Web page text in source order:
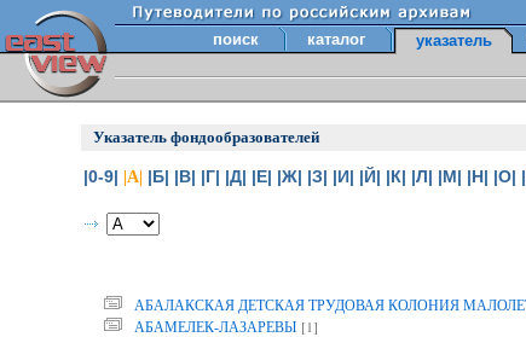
поиск каталог указатель
Указатель фондообразователей
|0-9| |А| |Б| |В| |Г| |Д| |Е| |Ж| |З| |И| |Й| |К| |Л| |М| |Н| |О|
АБАЛАКСКАЯ ДЕТСКАЯ ТРУДОВАЯ КОЛОНИЯ
АБАМЕЛЕК-ЛАЗАРЕВЫ [1]